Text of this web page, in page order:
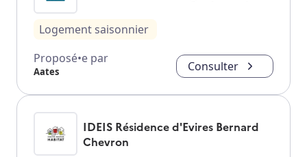
Logement saisonnier
Proposé•e par
Aates Consulter
IDEIS Résidence d'Evires Bernard
Chevron